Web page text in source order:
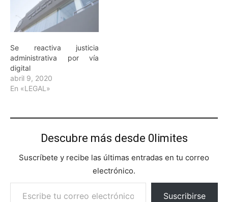
Se reactiva justicia
administrativa por vía
digital
abril 9, 2020
En «LEGAL»
Descubre más desde 0limites
Suscríbete y recibe las últimas entradas en tu correo
electrónico.
Escribe tu correo electrónico…
Suscribirse